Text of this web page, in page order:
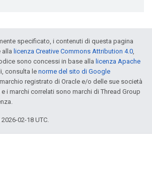
specificato, i contenuti di questa pagina
alla licenza Creative Commons Attribution 4.0,
sono concessi in base alla licenza Apache
consulta lenorme del sito di Google
registrato di Oracle e/o delle sue società
e i marchi correlati sono marchi di Thread Group
02-18 UTC.